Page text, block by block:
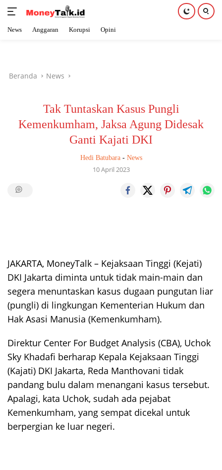
News Anggaran Korupsi Opini
Beranda News
Tak Tuntaskan Kasus Pungli
Kemenkumham, Jaksa Agung Didesak
Ganti Kajati DKI
Hedi Batubara- News
10 April 2023
JAKARTA, MoneyTalk – Kejaksaan Tinggi (Kejati)
DKI Jakarta diminta untuk tidak main-main dan
segera menuntaskan kasus dugaan pungutan liar
(pungli) di lingkungan Kementerian Hukum dan
Hak Asasi Manusia (Kemenkumham).
Direktur Center For Budget Analysis (CBA), Uchok
Sky Khadafi berharap Kepala Kejaksaan Tinggi
(Kajati) DKI Jakarta, Reda Manthovani tidak
pandang bulu dalam menangani kasus tersebut.
Apalagi, kata Uchok, sudah ada pejabat
Kemenkumham, yang sempat dicekal untuk
berpergian ke luar negeri.